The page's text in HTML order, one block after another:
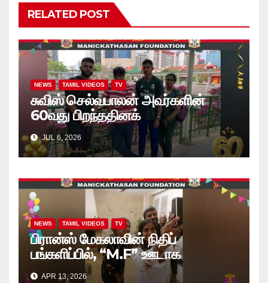
RELATED POST
NEWS TAMIL VIDEOS TV
சுவிஸ் செல்வபாலன் அவர்களின்
60வது பிறந்ததினக்
கொண்டாட்டத்தில், அப்பியாசக்
கொப்பிகள் வழங்கல்.. வீடியோ
JUL 6, 2026
NEWS TAMIL VIDEOS TV
பிரான்ஸ் மேகலாவின் நிதிப்
பங்களிப்பில், “M.F” ஊடாக
“கற்றலுக்கான அப்பியாசக்
APR 13, 2026